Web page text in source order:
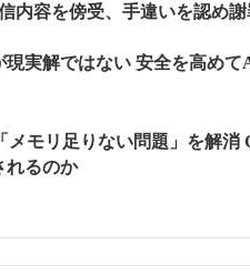
内容を傍受、手違いを認め謝